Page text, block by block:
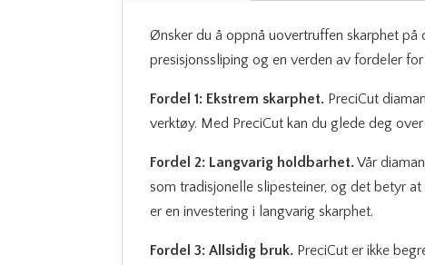
Ønsker du å oppnå uovertruffen skarphet
presisjonssliping og en verden av fordeler
Fordel 1: Ekstrem skarphet. PreciCut
verktøy. Med PreciCut kan du glede deg
Fordel 2: Langvarig holdbarhet.Vår
som tradisjonelle slipesteiner, og det betyr
er en investering i langvarig skarphet.
Fordel 3: Allsidig bruk. PreciCut er ikke